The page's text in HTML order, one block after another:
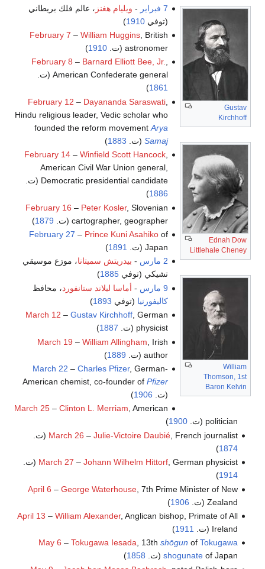
Gustav
Kirchhoff
Ednah Dow
Littlehale Cheney
William
Thomson, 1st
Baron Kelvin
7 فبراير
- ويليام هغنز ، عالم فلك بريطاني
(توفي 1910
)
February 7 –William Huggins , British
astronomer (ت.
1910
)
February 8 – Barnard Elliott Bee, Jr.,
American Confederate general (ت.
1861
)
February 12 – Dayananda Saraswati
Hindu religious leader, Vedic scholar who
founded the reform movementArya
Samaj(ت. 1883
)
February 14 –Winfield Scott Hancock,
American Civil War Union general,
Democratic presidential candidate (ت.
1886
)
February 16 – Peter Kosler, Slovenian
cartographer, geographer (ت.
1879
)
February 27 – Prince Kuni Asahiko of
Japan (ت.
1891
)
2 مارس
- بيدريتش سميتانا، موزع موسيقي
تشيكي (توفي 1885
)
9 مارس
- أماسا ليلاند ستانفورد، محافظ
كاليفورنيا (توفي 1893
)
March 12 –Gustav Kirchhoff , German
physicist (ت.
1887
)
March 19 –William Allingham , Irish
author (ت.
1889
)
March 22 –Charles Pfizer, German-
American chemist, co-founder ofPfizer
(ت. 1906
)
March 25 –Clinton L. Merriam, American
politician (ت.
1900
)
March 26 – Julie-Victoire Daubié, French journalist (ت.
1874
)
March 27 – Johann Wilhelm Hittorf, German physicist (ت.
1914
)
April 6 – George Waterhouse, 7th Prime Minister of New
Zealand (ت.
1906
)
April 13 – William Alexander, Anglican bishop, Primate of All
Ireland (ت.
1911
)
May 6 – Tokugawa Iesada, 13th shōgun of Tokugawa
shogunateof Japan (ت. 1858
)